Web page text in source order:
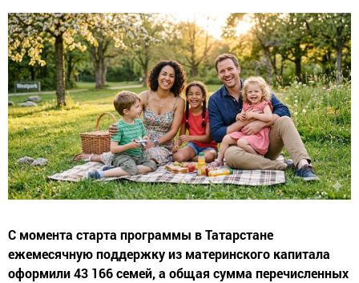
С момента старта программы в Татарстане
ежемесячную поддержку из материнского капитала
оформили 43 166 семей, а общая сумма перечисленных